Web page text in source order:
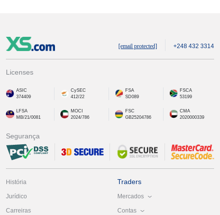
[email protected] +248 432 3314
Licenses
ASIC
374409
CySEC
412/22
FSA
SD089
FSCA
53199
LFSA
MB/21/0081
MOCI
2024/786
FSC
GB25204786
CMA
2020000339
Segurança
História
Jurídico
Carreiras
Traders
Mercados
Contas